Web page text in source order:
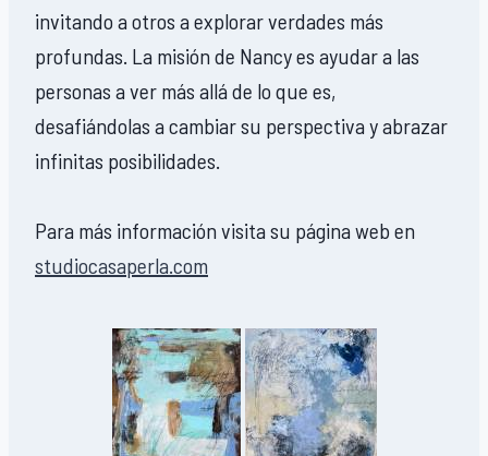
invitando a otros a explorar verdades más
profundas. La misión de Nancy es ayudar a las
personas a ver más allá de lo que es,
desafiándolas a cambiar su perspectiva y abrazar
infinitas posibilidades.
Para más información visita su página web en
studiocasaperla.com